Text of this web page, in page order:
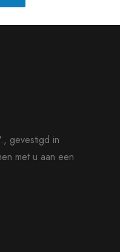
gevestigd in
met u aan een